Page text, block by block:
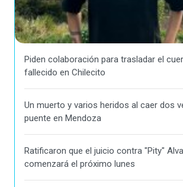
Piden colaboración para trasladar el
fallecido en Chilecito
Un muerto y varios heridos al caer dos
puente en Mendoza
Ratificaron que el juicio contra "Pity"
comenzará el próximo lunes